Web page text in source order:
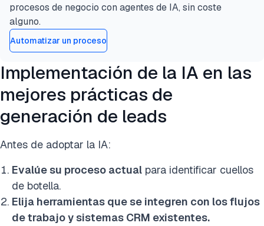
procesos de negocio con agentes de IA, sin coste
alguno.
Automatizar un proceso
Implementación de la IA en las
mejores prácticas de
generación de leads
Antes de adoptar la IA:
Evalúe su proceso actual para identificar cuellos
de botella.
Elija herramientas que se integren con los flujos
de trabajo y sistemas CRM existentes.